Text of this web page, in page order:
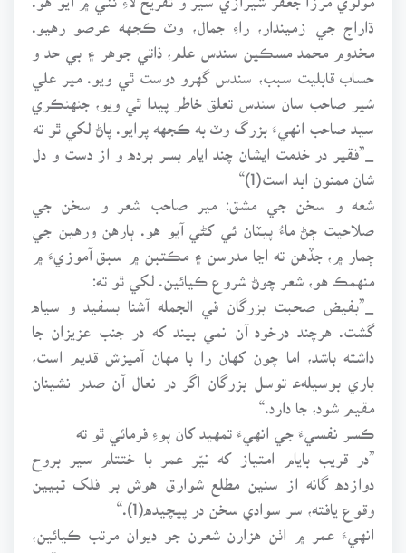
ڌاراج جي زميندار، راءِ جمال، وٽ ڪجهه عرصو رهيو.
مخدوم محمد مسڪين سندس علم، ذاتي جوهر ۽ بي حد و
حساب قابليت سبب، سندس گهرو دوست ٿي ويو. مير علي
شير صاحب سان سندس تعلق خاطر پيدا ٿي ويو، جنهنڪري
سيد صاحب انهيءَ بزرگ وٽ به ڪجهه پرايو. پاڻ لکي ٿو ته
_”فقير در خدمت ايشان چند ايام بسر برده و از دست و دل
شان ممنون ابد است(1)“
شعه و سخن جي مشق: مير صاحب شعر و سخن جي
صلاحيت ڄڻ ماءُ پيٽان ئي کڻي آيو هو. ٻارهن ورهين جي
ڄمار ۾، جڏهن ته اڃا مدرسن ۽ مڪتبن ۾ سبق آموزيءَ ۾
منهمڪ هو، شعر چوڻ شروع ڪيائين. لکي ٿو ته:
_”بفيض صحبت بزرگان في الجمله آشنا بسفيد و سياه
گشت. هرچند درخود آن نمي بيند که در جنب عزيزان جا
داشته باشد، اما چون کهان را با مهان آميزش قديم است،
باري بوسيلهﻋ توسل بزرگان اگر در نعال آن صدر نشينان
مقيم شود، جا دارد.“
ڪسر نفسيءَ جي انهيءَ تمهيد کان پوءِ فرمائي ٿو ته
”در قريب بايام امتياز که نيّر عمر با ختتام سير بروح
دوازده گانه از سنين مطلع شوارق هوش بر فلک تبيين
وقوع يافته، سر سوادي سخن در پيچيده(1).“
انهيءَ عمر ۾ اٺن هزارن شعرن جو ديوان مرتب ڪيائين،